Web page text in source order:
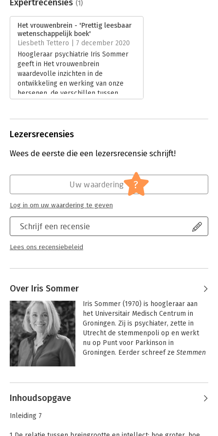
Verschijningsdatum:
17-10-2023
Hoofdrubriek: Psychologie
Expertrecensies (1)
Het vrouwenbrein - 'Prettig leesbaar
wetenschappelijk boek'
Liesbeth Tettero | 7 december 2020
Hoogleraar psychiatrie Iris Sommer
geeft in Het vrouwenbrein
waardevolle inzichten in de
ontwikkeling en werking van onze
hersenen, de verschillen tussen
aantrekken.
Lezersrecensies
Wees de eerste die een lezersrecensie schrijft!
Schrijf een recensie
Lees ons recensiebeleid
Uw waardering ?
Log in om uw waardering te geven
Over Iris Sommer
Iris Sommer (1970) is hoogleraar aan
het Universitair Medisch Centrum in
Groningen. Zij is psychiater, zette in
Utrecht de stemmenpoli op en werkt
nu op Punt voor Parkinson in
Groningen. Eerder schreef ze Stemmen
Andere boeken door Iris Sommer
Inhoudsopgave
Inleiding 7